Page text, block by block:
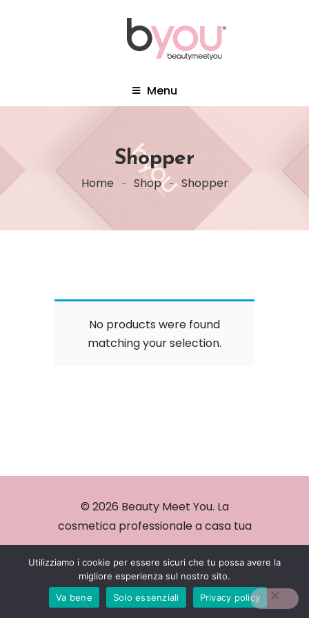
Menu
Shopper
Home Shop Shopper
No products were found
matching your selection.
© 2026 Beauty Meet You. La
cosmetica professionale a casa tua
Utilizziamo i cookie per essere sicuri che tu possa avere la
migliore esperienza sul nostro sito.
Va bene
Solo essenziali Privacy policy